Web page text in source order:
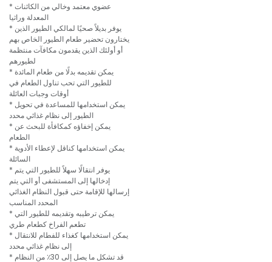
* عضوي معتمد وخالي من الكائنات
المعدلة وراثيا
* يوفر بديلاً صحيًا لمالكي الطيور الذين
يختارون تحضير طعام الطيور الخاص بهم
أو أولئك الذين يقدمون مكافآت منتظمة
لطيورهم
* يمكن تقديمه بدلًا من طعام المائدة
للطيور التي تحب تناول الطعام في
أوقات وجبات العائلة
* يمكن استخدامها للمساعدة في تحويل
الطيور إلى نظام غذائي محدد
* يمكن إخفاؤه كمكافأة للبحث عن
الطعام
* يمكن استخدامها كناقل لإعطاء الأدوية
السائلة
* يوفر انتقالًا سهلاً للطيور التي يتم
إدخالها إلى المستشفى أو التي يتم
إرسالها للإقامة حتى قبول النظام الغذائي
المحدد المناسب
* يمكن ترطيبه وتقديمه للطيور التي
تطعم الفراخ كطعام طري
* يمكن استخدامها كغذاء للفطام للانتقال
إلى نظام غذائي محدد
* قد تشكل ما يصل إلى 30٪ من النظام